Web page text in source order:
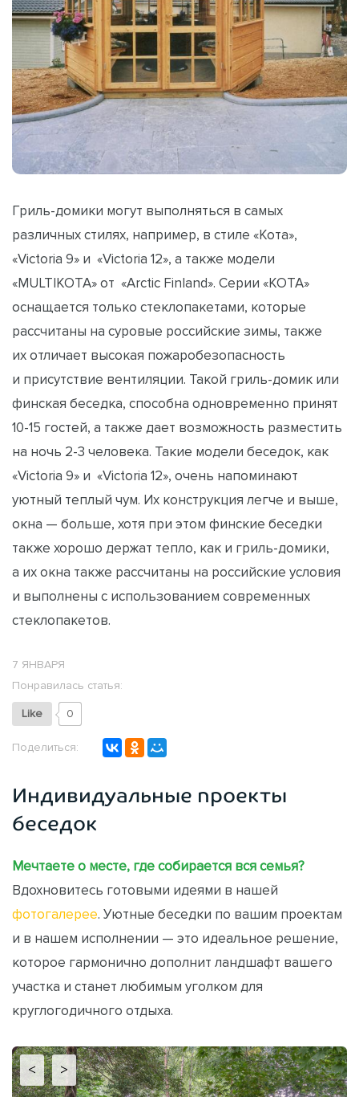
Гриль-домики могут выполняться в самых
различных стилях, например, в стиле «Кота»,
«Victoria 9» и «Victoria 12», а также модели
«MULTIKOTA» от «Arctic Finland». Серии «КОТА»
оснащается только стеклопакетами, которые
рассчитаны на суровые российские зимы, также
их отличает высокая пожаробезопасность
и присутствие вентиляции. Такой гриль-домик или
финская беседка, способна одновременно принят
10-15 гостей, а также дает возможность разместить
на ночь 2-3 человека. Такие модели беседок, как
«Victoria 9» и «Victoria 12», очень напоминают
уютный теплый чум. Их конструкция легче и выше,
окна — больше, хотя при этом финские беседки
также хорошо держат тепло, как и гриль-домики,
а их окна также рассчитаны на российские условия
и выполнены с использованием современных
стеклопакетов.
7 ЯНВАРЯ
Понравилась статья:
Like 0
Поделиться:
Индивидуальные проекты
беседок
Мечтаете о месте, где собирается вся семья?
Вдохновитесь готовыми идеями в нашей
фотогалерее. Уютные беседки по вашим проектам
и в нашем исполнении — это идеальное решение,
которое гармонично дополнит ландшафт вашего
участка и станет любимым уголком для
круглогодичного отдыха.
< >